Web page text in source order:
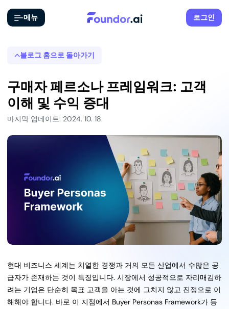
메뉴 로그인
블로그 홈으로 돌아가기
구매자 페르소나 프레임워크: 고객
이해 및 수익 증대
마지막 업데이트: 2024. 10. 18.
현대 비즈니스 세계는 치열한 경쟁과 거의 모든 산업에서 수많은 공
급자가 존재하는 것이 특징입니다. 시장에서 성공적으로 자리매김하
려는 기업은 단순히 목표 고객을 아는 것에 그치지 않고 진정으로 이
해해야 합니다. 바로 이 지점에서 Buyer Personas Framework가 등